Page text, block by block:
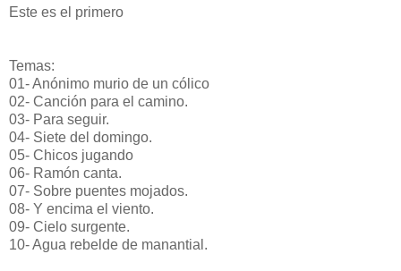
Este es el primero
Temas:
01- Anónimo murio de un cólico
02- Canción para el camino.
03- Para seguir.
04- Siete del domingo.
05- Chicos jugando
06- Ramón canta.
07- Sobre puentes mojados.
08- Y encima el viento.
09- Cielo surgente.
10- Agua rebelde de manantial.